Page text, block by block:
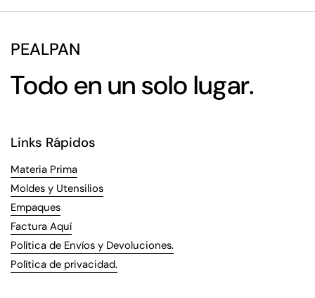
PEALPAN
Todo en un solo lugar.
Links Rápidos
Materia Prima
Moldes y Utensilios
Empaques
Factura Aquí
Política de Envíos y Devoluciones.
Política de privacidad.